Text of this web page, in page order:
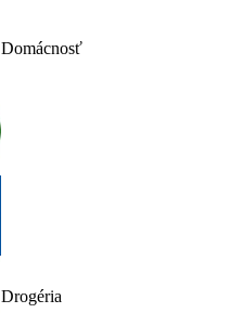
Domácnosť
Drogéria